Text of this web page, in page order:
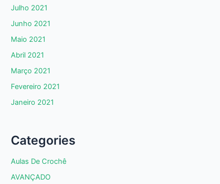
Julho 2021
Junho 2021
Maio 2021
Abril 2021
Março 2021
Fevereiro 2021
Janeiro 2021
Categories
Aulas De Crochê
AVANÇADO